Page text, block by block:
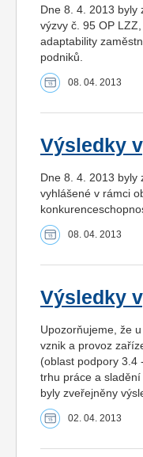
Dne 8. 4. 2013 byly
výzvy č. 95 OP
adaptability
podniků.
08. 04. 2013
Výsledky
Dne 8. 4. 2013 byly
vyhlášené v rámci
08. 04. 2013
Výsledky
Upozorňujeme, že
vznik a provoz
(oblast podpory 3.4
trhu práce a
byly zveřejněny
02. 04. 2013